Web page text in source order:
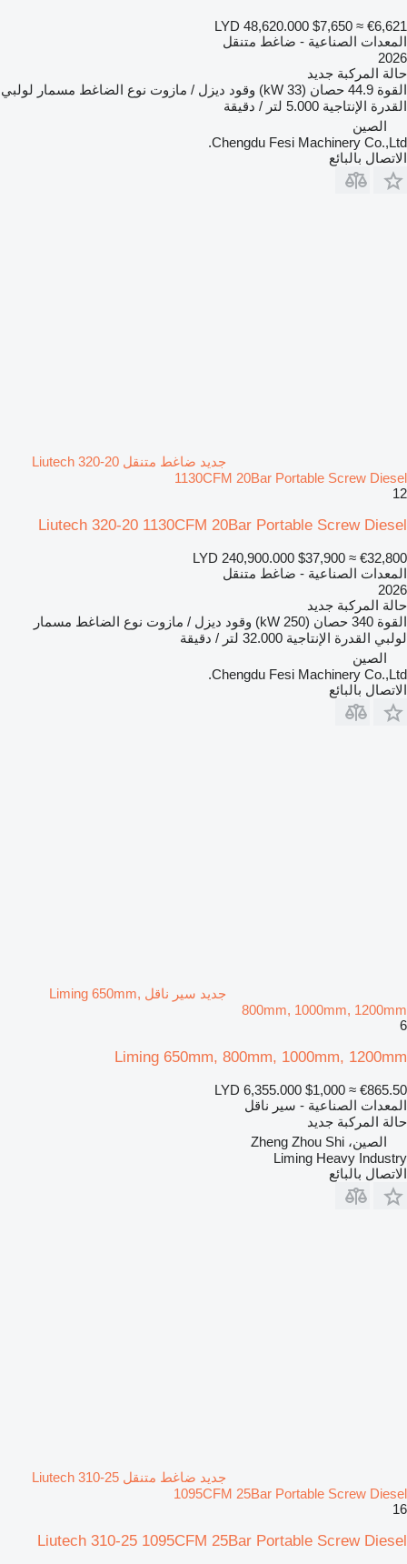
LYD 48,620.000 $7,650 ≈ €6,621
المعدات الصناعية - ضاغط متنقل
2026
حالة المركبة جديد
القوة 44.9 حصان (33 kW) وقود ديزل / مازوت نوع الضاغط مسمار لولبي
القدرة الإنتاجية 5.000 لتر / دقيقة
الصين
Chengdu Fesi Machinery Co.,Ltd.
الاتصال بالبائع
جديد ضاغط متنقل Liutech 320-20
1130CFM 20Bar Portable Screw Diesel
12
Liutech 320-20 1130CFM 20Bar Portable Screw Diesel
LYD 240,900.000 $37,900 ≈ €32,800
المعدات الصناعية - ضاغط متنقل
2026
حالة المركبة جديد
القوة 340 حصان (250 kW) وقود ديزل / مازوت نوع الضاغط مسمار
لولبي القدرة الإنتاجية 32.000 لتر / دقيقة
الصين
Chengdu Fesi Machinery Co.,Ltd.
الاتصال بالبائع
جديد سير ناقل Liming 650mm,
800mm, 1000mm, 1200mm
6
Liming 650mm, 800mm, 1000mm, 1200mm
LYD 6,355.000 $1,000 ≈ €865.50
المعدات الصناعية - سير ناقل
حالة المركبة جديد
الصين، Zheng Zhou Shi
Liming Heavy Industry
الاتصال بالبائع
جديد ضاغط متنقل Liutech 310-25
1095CFM 25Bar Portable Screw Diesel
16
Liutech 310-25 1095CFM 25Bar Portable Screw Diesel